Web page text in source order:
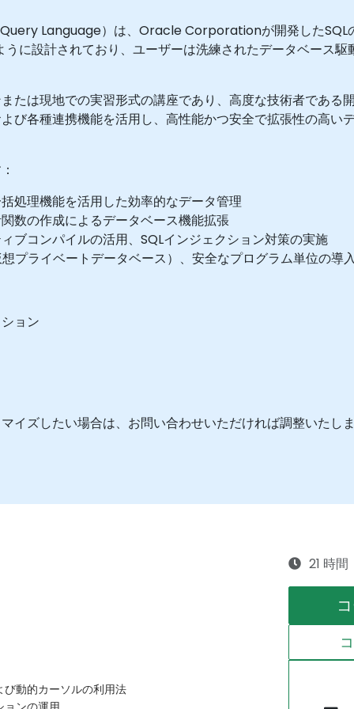
Language）は、Oracle Corporationが開発したSQL
に設計されており、ユーザーは洗練されたデータベース
たは現地での実習形式の講座であり、高度な技術者である
び各種連携機能を活用し、高性能かつ安全で拡張性の高い
処理機能を活用した効率的なデータ管理
数の作成によるデータベース機能拡張
ブコンパイルの活用、SQLインジェクション対策の実施
プライベートデータベース）、安全なプログラム単位の導
ョン
イズしたい場合は、お問い合わせいただければ調整いたし
動的カーソルの利用法
21 時間